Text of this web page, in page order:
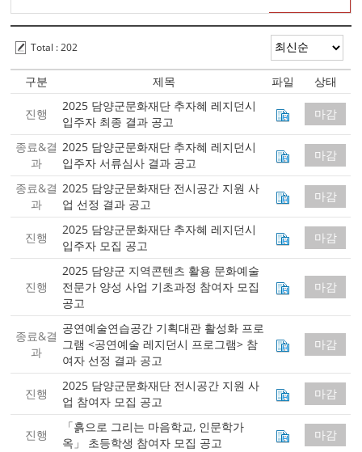
Total : 202
구분 제목 파일 상태
진행
2025 담양군문화재단 추자혜 레지던시
입주자 최종 결과 공고
마감
종료&결
과
2025 담양군문화재단 추자혜 레지던시
입주자 서류심사 결과 공고
마감
종료&결
과
2025 담양군문화재단 전시공간 지원 사
업 선정 결과 공고
마감
진행
2025 담양군문화재단 추자혜 레지던시
입주자 모집 공고
마감
진행
2025 담양군 지역콘텐츠 활용 문화예술
전문가 양성 사업 기초과정 참여자 모집
공고
마감
종료&결
과
공연예술연습공간 기획대관 활성화 프로
그램 <공연예술 레지던시 프로그램> 참
여자 선정 결과 공고
마감
진행
2025 담양군문화재단 전시공간 지원 사
업 참여자 모집 공고
마감
진행
「흙으로 그리는 마음학교, 인문학가
옥」 초등학생 참여자 모집 공고
마감